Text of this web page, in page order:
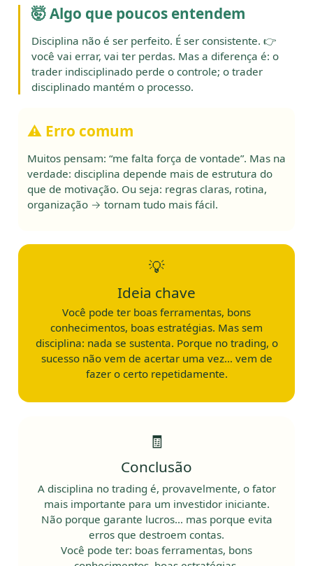
🤯 Algo que poucos entendem
Disciplina não é ser perfeito. É ser consistente. 👉
você vai errar, vai ter perdas. Mas a diferença é: o
trader indisciplinado perde o controle; o trader
disciplinado mantém o processo.
⚠️ Erro comum
Muitos pensam: “me falta força de vontade”. Mas na
verdade: disciplina depende mais de estrutura do
que de motivação. Ou seja: regras claras, rotina,
organização → tornam tudo mais fácil.
💡
Ideia chave
Você pode ter boas ferramentas, bons
conhecimentos, boas estratégias. Mas sem
disciplina: nada se sustenta. Porque no trading, o
sucesso não vem de acertar uma vez… vem de
fazer o certo repetidamente.
🧾
Conclusão
A disciplina no trading é, provavelmente, o fator
mais importante para um investidor iniciante.
Não porque garante lucros… mas porque evita
erros que destroem contas.
Você pode ter: boas ferramentas, bons